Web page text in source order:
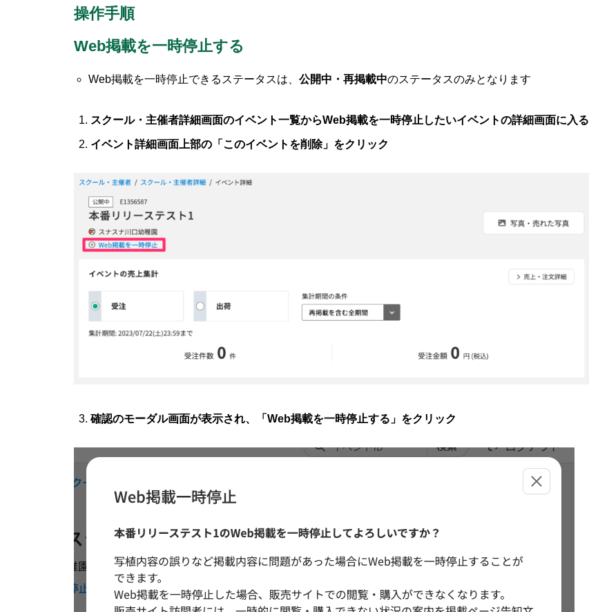
操作手順
Web掲載を一時停止する
Web掲載を一時停止できるステータスは、 公開中・再掲載中のステータスのみとなります
スクール・主催者詳細画面のイベント一覧からWeb掲載を一時停止したいイベントの詳細画面に入る
イベント詳細画面上部の「このイベントを削除」をクリック
確認のモーダル画面が表示され、「Web掲載を一時停止する」をクリック